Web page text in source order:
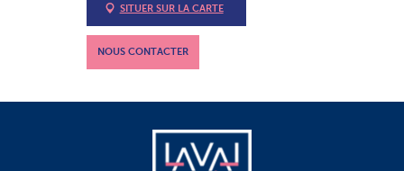
SITUER SUR LA CARTE
NOUS CONTACTER